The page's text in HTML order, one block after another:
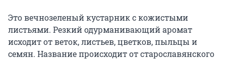
Это вечнозеленый кустарник с кожистыми
листьями. Резкий одурманивающий аромат
исходит от веток, листьев, цветков, пыльцы и
семян. Название происходит от старославянского